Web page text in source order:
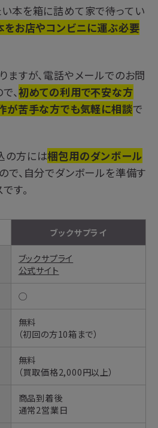
本を箱に詰めて家で待ってい
をお店やコンビニに運ぶ必要
ますが、電話やメールでのお問
、初めての利用で不安な方
が苦手な方でも気軽に相談で
の方には梱包用のダンボール
ので、自分でダンボールを準備す
す。
ブックサプライ
ブックサプライ
公式サイト
◯
無料
（初回の方10箱まで）
無料
（買取価格2,000円以上）
商品到着後
通常2営業日